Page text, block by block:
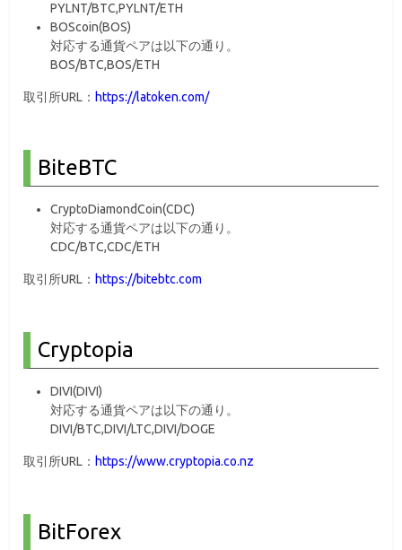
PYLNT/BTC,PYLNT/ETH
BOScoin(BOS)
対応する通貨ペアは以下の通り。
BOS/BTC,BOS/ETH
取引所URL： https://latoken.com/
BiteBTC
CryptoDiamondCoin(CDC)
対応する通貨ペアは以下の通り。
CDC/BTC,CDC/ETH
取引所URL： https://bitebtc.com
Cryptopia
DIVI(DIVI)
対応する通貨ペアは以下の通り。
DIVI/BTC,DIVI/LTC,DIVI/DOGE
取引所URL： https://www.cryptopia.co.nz
BitForex